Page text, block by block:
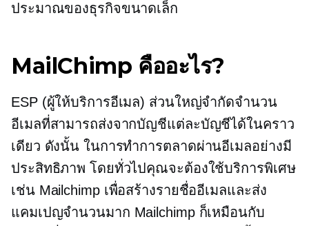
ประมาณของธุรกิจขนาดเล็ก
MailChimp คืออะไร?
ESP (ผู้ให้บริการอีเมล) ส่วนใหญ่จำกัดจำนวน
อีเมลที่สามารถส่งจากบัญชีแต่ละบัญชีได้ในคราว
เดียว ดังนั้น ในการทำการตลาดผ่านอีเมลอย่างมี
ประสิทธิภาพ โดยทั่วไปคุณจะต้องใช้บริการพิเศษ
เช่น Mailchimp เพื่อสร้างรายชื่ออีเมลและส่ง
แคมเปญจำนวนมาก Mailchimp ก็เหมือนกับ